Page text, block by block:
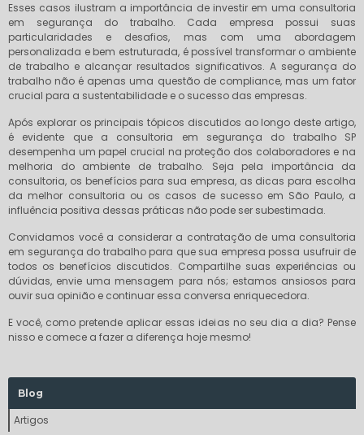
Esses casos ilustram a importância de investir em uma consultoria
em segurança do trabalho. Cada empresa possui suas
particularidades e desafios, mas com uma abordagem
personalizada e bem estruturada, é possível transformar o ambiente
de trabalho e alcançar resultados significativos. A segurança do
trabalho não é apenas uma questão de compliance, mas um fator
crucial para a sustentabilidade e o sucesso das empresas.
Após explorar os principais tópicos discutidos ao longo deste artigo,
é evidente que a consultoria em segurança do trabalho SP
desempenha um papel crucial na proteção dos colaboradores e na
melhoria do ambiente de trabalho. Seja pela importância da
consultoria, os benefícios para sua empresa, as dicas para escolha
da melhor consultoria ou os casos de sucesso em São Paulo, a
influência positiva dessas práticas não pode ser subestimada.
Convidamos você a considerar a contratação de uma consultoria
em segurança do trabalho para que sua empresa possa usufruir de
todos os benefícios discutidos. Compartilhe suas experiências ou
dúvidas, envie uma mensagem para nós; estamos ansiosos para
ouvir sua opinião e continuar essa conversa enriquecedora.
E você, como pretende aplicar essas ideias no seu dia a dia? Pense
nisso e comece a fazer a diferença hoje mesmo!
Blog
Artigos